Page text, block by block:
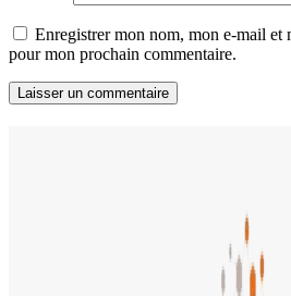
Enregistrer mon nom, mon e-mail et
pour mon prochain commentaire.